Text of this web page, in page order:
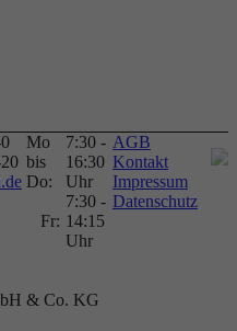
Mo
bis
Do:
7:30 -
16:30
Uhr
Fr:
7:30 -
14:15
Uhr
AGB
Kontakt
Impressum
Datenschutz
& Co. KG